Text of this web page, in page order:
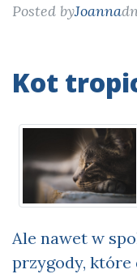
Posted byJoanna
Kot
Ale nawet w
przygody, które